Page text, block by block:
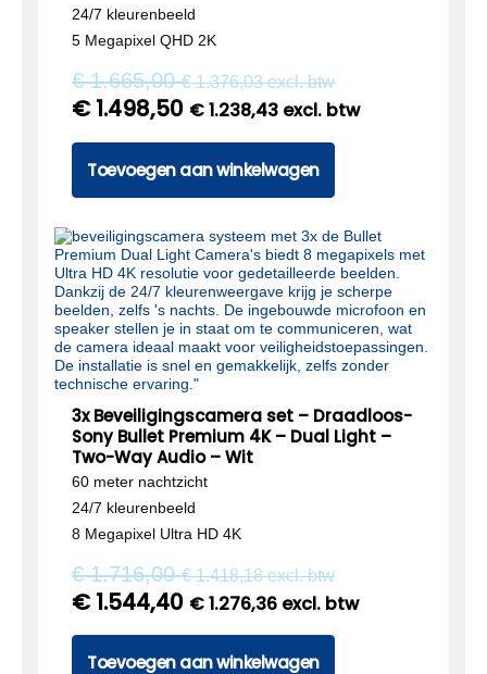
24/7 kleurenbeeld
5 Megapixel QHD 2K
€1.665,00 €1.376,03excl. btw
€1.498,50 €1.238,43 excl. btw
Toevoegen aan winkelwagen
3x Beveiligingscamera set – Draadloos-
Sony Bullet Premium 4K – Dual Light –
Two-Way Audio – Wit
60 meter nachtzicht
24/7 kleurenbeeld
8 Megapixel Ultra HD 4K
€1.716,00 €1.418,18excl. btw
€1.544,40 €1.276,36 excl. btw
Toevoegen aan winkelwagen